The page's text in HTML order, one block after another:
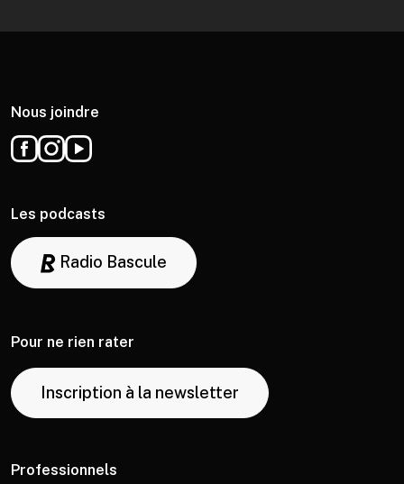
Nous joindre
Les podcasts
Radio Bascule
Pour ne rien rater
Inscription à la newsletter
Professionnels